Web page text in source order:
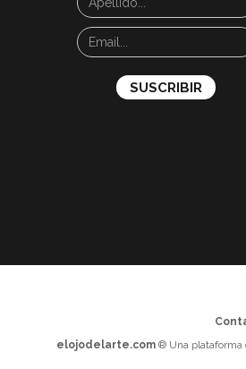
elojodelarte.com® Una plataforma